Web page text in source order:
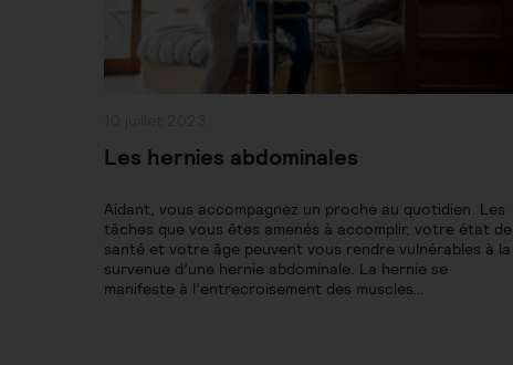
Les hernies abdominales
Aidant, vous accompagnez un proche au quotidien. Les
tâches que vous êtes amenés à accomplir, votre état de
santé et votre âge peuvent vous rendre vulnérables à la
survenue d’une hernie abdominale. La hernie se
manifeste à l’entrecroisement des muscles…